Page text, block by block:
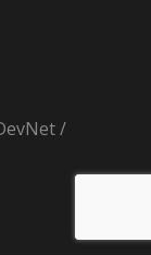
/